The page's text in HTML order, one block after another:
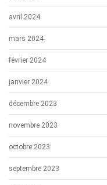
avril 2024
mars 2024
février 2024
janvier 2024
décembre 2023
novembre 2023
octobre 2023
septembre 2023